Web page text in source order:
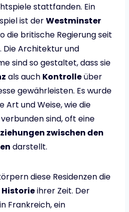
stattfanden. Ein
ist derWestminster
die britische Regierung seit
Architektur und
sind so gestaltet, dass sie
als auch Kontrolleüber
gewährleisten. Es wurde
Art und Weise, wie die
sind, oft eine
zwischen den
darstellt.
diese Residenzen die
Historieihrer Zeit. Der
in Frankreich, ein